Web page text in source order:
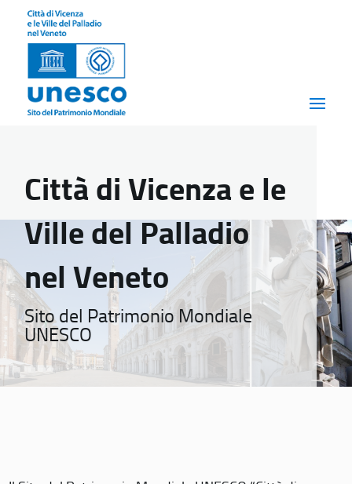
Città di Vicenza e le
Ville del Palladio
nel Veneto
Sito del Patrimonio Mondiale
UNESCO